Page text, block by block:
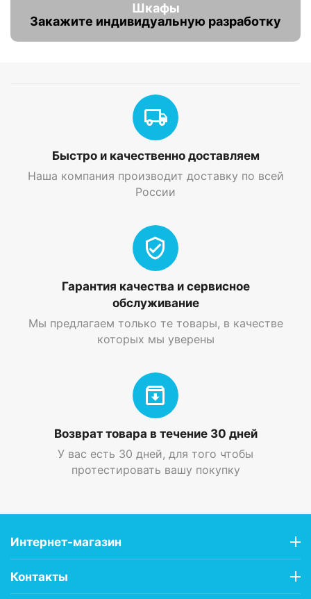
Шкафы
Закажите индивидуальную разработку
Быстро и качественно доставляем
Наша компания производит доставку по всей
России
Гарантия качества и сервисное
обслуживание
Мы предлагаем только те товары, в качестве
которых мы уверены
Возврат товара в течение 30 дней
У вас есть 30 дней, для того чтобы
протестировать вашу покупку
Интернет-магазин
Контакты